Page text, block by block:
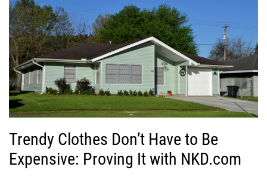
Trendy Clothes Don’t Have to Be
Expensive: Proving It with NKD.com